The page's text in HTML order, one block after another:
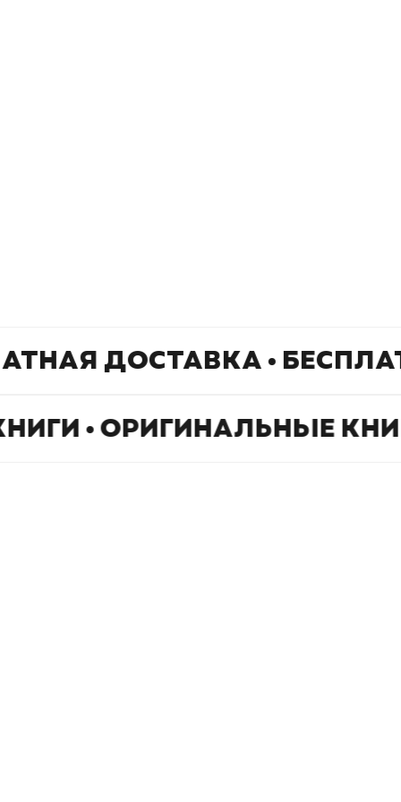
ДОСТАВКА •
• ОРИГИНАЛЬНЫЕ